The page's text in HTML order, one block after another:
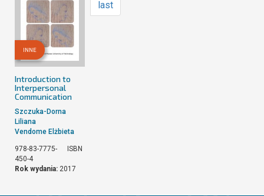
INNE
Introduction to
Interpersonal
Communication
Szczuka-Dorna
Liliana
Vendome Elżbieta
978-83-7775-
450-4
ISBN
Rok wydania: 2017
last